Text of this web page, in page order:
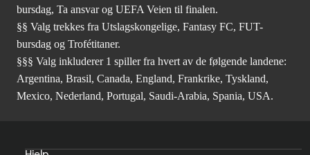
bursdag, Ta ansvar og UEFA Veien til finalen.
§§ Valg trekkes fra Utslagskongelige, Fantasy FC, FUT-
bursdag og Trofétitaner.
§§§ Valg inkluderer 1 spiller fra hvert av de følgende landene:
Argentina, Brasil, Canada, England, Frankrike, Tyskland,
Mexico, Nederland, Portugal, Saudi-Arabia, Spania, USA.